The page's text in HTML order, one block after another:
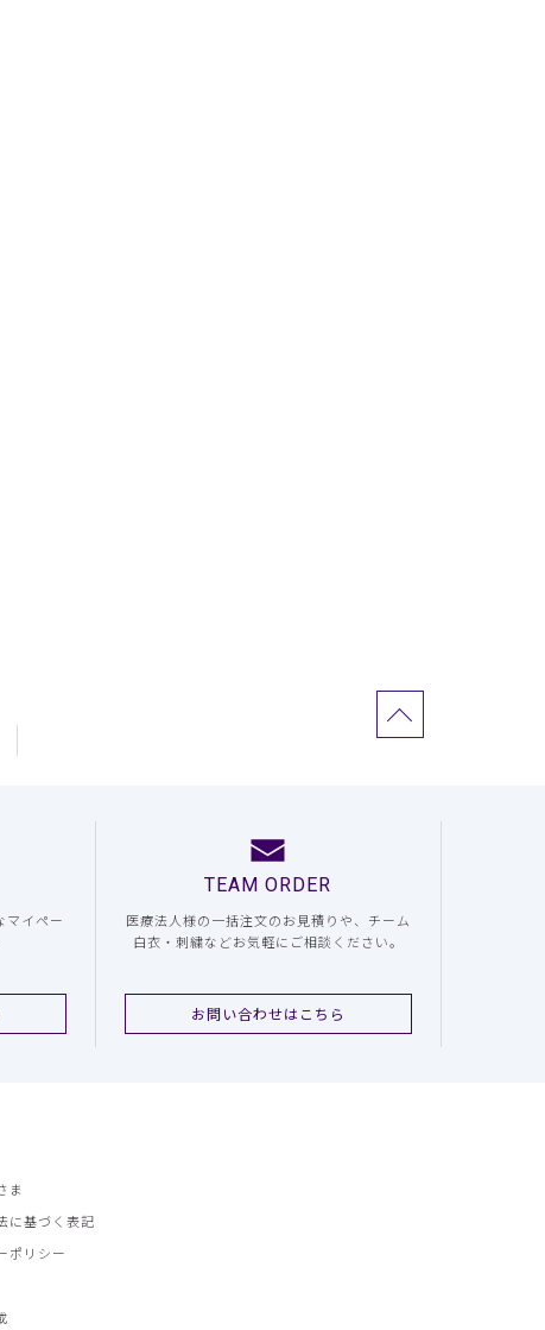
マイペー
TEAM ORDER
医療法人様の一括注文のお見積りや、チーム
白衣・刺繍などお気軽にご相談ください。
お問い合わせはこちら
ま
に基づく表記
ポリシー